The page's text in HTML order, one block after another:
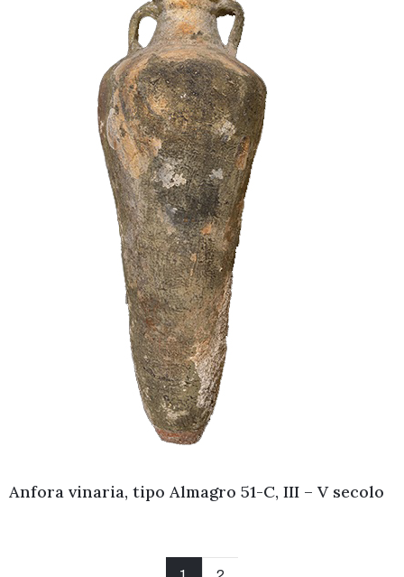
Anfora vinaria, tipo Almagro 51-C, III – V secolo